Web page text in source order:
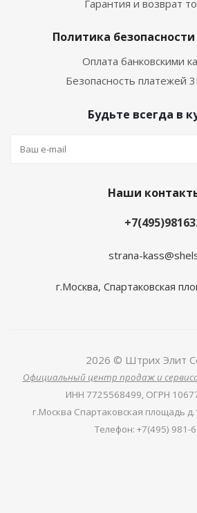
Гарантия и возврат
Политика
Оплата банковскими
Безопасность платежей
Будьте всегда в
Наши
strana-
г.Москва, Спартаковская
2026 © Штрих Элит
Официальный центр продаж и
ИНН 7725568499, ОГРН
г.Москва Спартаковская площадь
Телефон: +7(495) 981-